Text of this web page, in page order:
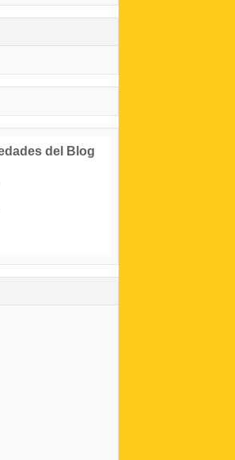
del Blog